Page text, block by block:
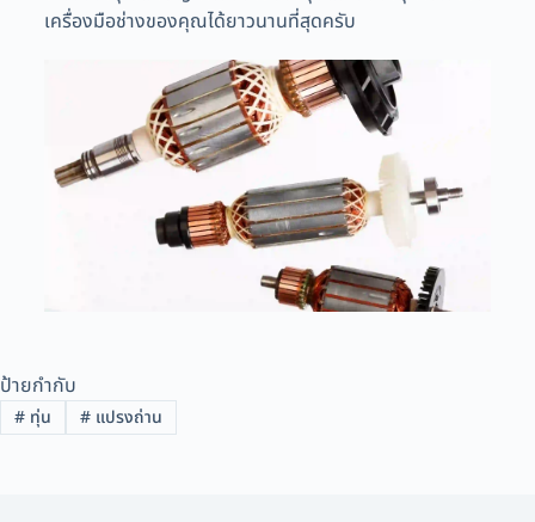
เครื่องมือช่างของคุณได้ยาวนานที่สุดครับ
ป้ายกำกับ
#ทุ่น #แปรงถ่าน